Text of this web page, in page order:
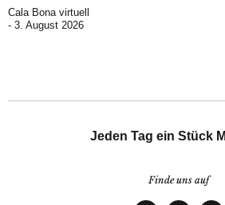
Cala Bona virtuell
3. August 2026
Jeden Tag ein Stück
Finde uns auf